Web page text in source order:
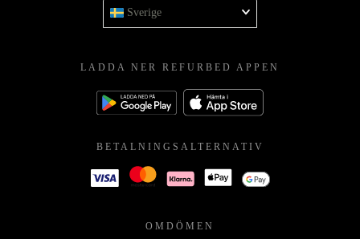
Sverige
LADDA NER REFURBED APPEN
BETALNINGSALTERNATIV
OMDÖMEN